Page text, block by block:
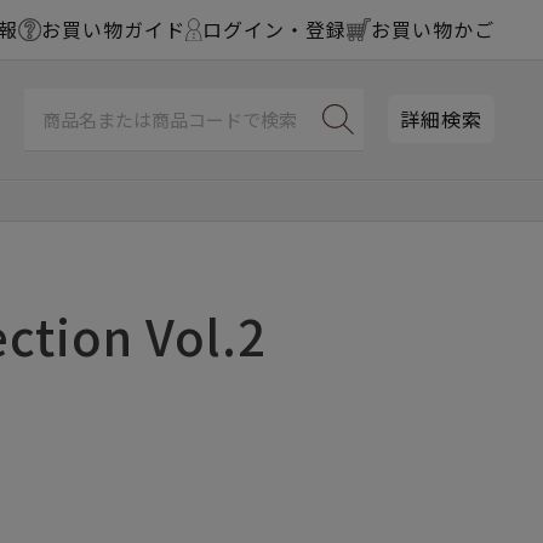
お買い物ガイド ログイン・登録 お買い物かご
詳細検索
Vol.2